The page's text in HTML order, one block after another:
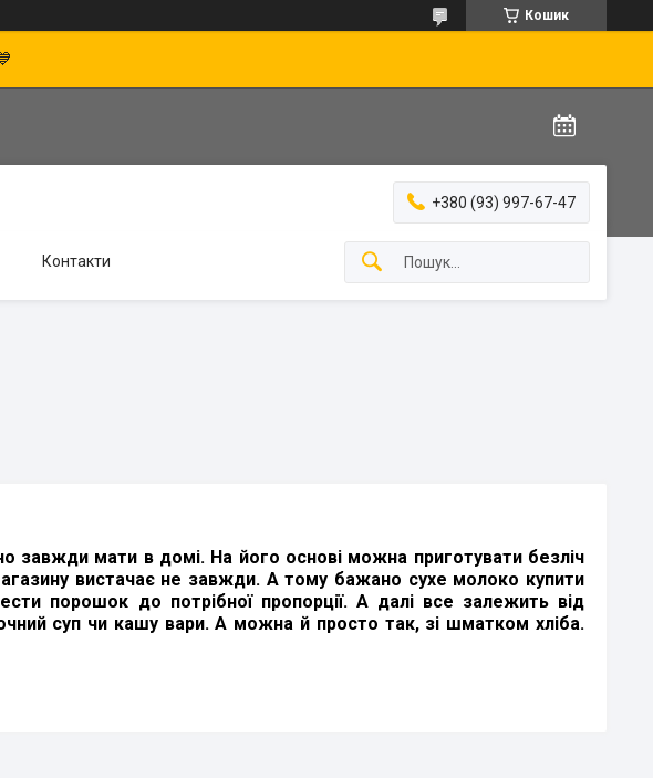
Кошик
+380 (93) 997-67-47
Контакти
завжди мати в домі. На його основі можна приготувати безліч
вистачає не завжди. А тому бажано сухе молоко купити
порошок до потрібної пропорції. А далі все залежить від
суп чи кашу вари. А можна й просто так, зі шматком хліба.